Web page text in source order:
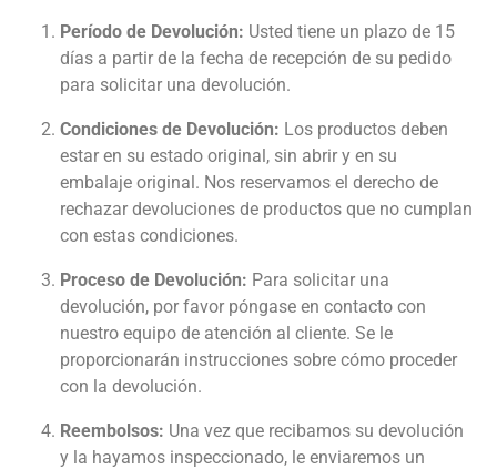
Período de Devolución: Usted tiene un plazo de 15
días a partir de la fecha de recepción de su pedido
para solicitar una devolución.
Condiciones de Devolución: Los productos deben
estar en su estado original, sin abrir y en su
embalaje original. Nos reservamos el derecho de
rechazar devoluciones de productos que no cumplan
con estas condiciones.
Proceso de Devolución: Para solicitar una
devolución, por favor póngase en contacto con
nuestro equipo de atención al cliente. Se le
proporcionarán instrucciones sobre cómo proceder
con la devolución.
Reembolsos: Una vez que recibamos su devolución
y la hayamos inspeccionado, le enviaremos un